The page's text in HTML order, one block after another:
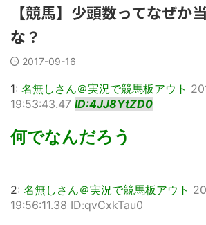
【競馬】少頭数ってなぜか
な？
2017-09-16
1: 名無しさん＠実況で競馬板アウト
19:53:43.47 ID:4JJ8YtZD0
何でなんだろう
2: 名無しさん＠実況で競馬板アウト
19:56:11.38 ID:qvCxkTau0